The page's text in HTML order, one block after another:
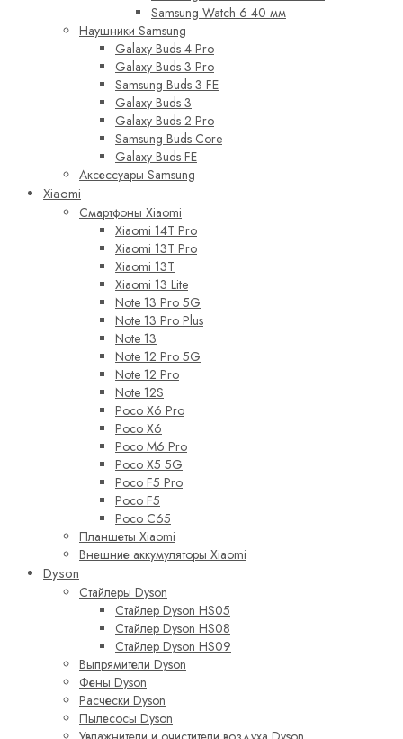
Samsung Watch 6 40 мм
Наушники Samsung
Galaxy Buds 4 Pro
Galaxy Buds 3 Pro
Samsung Buds 3 FE
Galaxy Buds 3
Galaxy Buds 2 Pro
Samsung Buds Core
Galaxy Buds FE
Аксессуары Samsung
Xiaomi
Смартфоны Xiaomi
Xiaomi 14T Pro
Xiaomi 13T Pro
Xiaomi 13T
Xiaomi 13 Lite
Note 13 Pro 5G
Note 13 Pro Plus
Note 13
Note 12 Pro 5G
Note 12 Pro
Note 12S
Poco X6 Pro
Poco X6
Poco M6 Pro
Poco X5 5G
Poco F5 Pro
Poco F5
Poco C65
Планшеты Xiaomi
Внешние аккумуляторы Xiaomi
Dyson
Стайлеры Dyson
Стайлер Dyson HS05
Стайлер Dyson HS08
Стайлер Dyson HS09
Выпрямители Dyson
Фены Dyson
Расчески Dyson
Пылесосы Dyson